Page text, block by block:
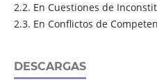
2.2. En Cuestiones de
2.3. En Conflictos de
DESCARGAS